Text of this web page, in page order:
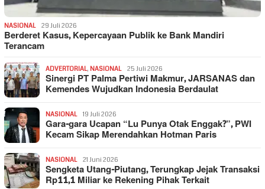
NASIONAL 29 Juli 2026
Berderet Kasus, Kepercayaan Publik ke Bank Mandiri
Terancam
ADVERTORIAL, NASIONAL 25 Juli 2026
Sinergi PT Palma Pertiwi Makmur, JARSANAS dan
Kemendes Wujudkan Indonesia Berdaulat
NASIONAL 19 Juli 2026
Gara-gara Ucapan “Lu Punya Otak Enggak?”, PWI
Kecam Sikap Merendahkan Hotman Paris
NASIONAL 21 Juni 2026
Sengketa Utang-Piutang, Terungkap Jejak Transaksi
Rp11,1 Miliar ke Rekening Pihak Terkait